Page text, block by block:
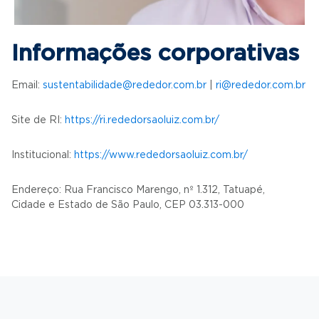
Informações corporativas
Email: sustentabilidade@rededor.com.br ri@rededor.com.br
Site de RI: https://ri.rededorsaoluiz.com.br/
Institucional: https://www.rededorsaoluiz.com.br/
Endereço: Rua Francisco Marengo, nº 1.312, Tatuapé,
Cidade e Estado de São Paulo, CEP 03.313-000